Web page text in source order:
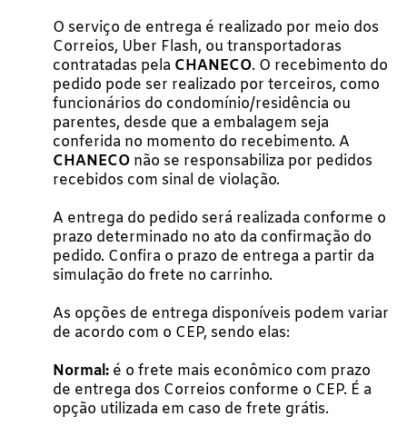
O serviço de entrega é realizado por meio dos
Correios, Uber Flash, ou transportadoras
contratadas pela CHANECO. O recebimento do
pedido pode ser realizado por terceiros, como
funcionários do condomínio/residência ou
parentes, desde que a embalagem seja
conferida no momento do recebimento. A
CHANECO não se responsabiliza por pedidos
recebidos com sinal de violação.
A entrega do pedido será realizada conforme o
prazo determinado no ato da confirmação do
pedido. Confira o prazo de entrega a partir da
simulação do frete no carrinho.
As opções de entrega disponíveis podem variar
de acordo com o CEP, sendo elas:
Normal: é o frete mais econômico com prazo
de entrega dos Correios conforme o CEP. É a
opção utilizada em caso de frete grátis.